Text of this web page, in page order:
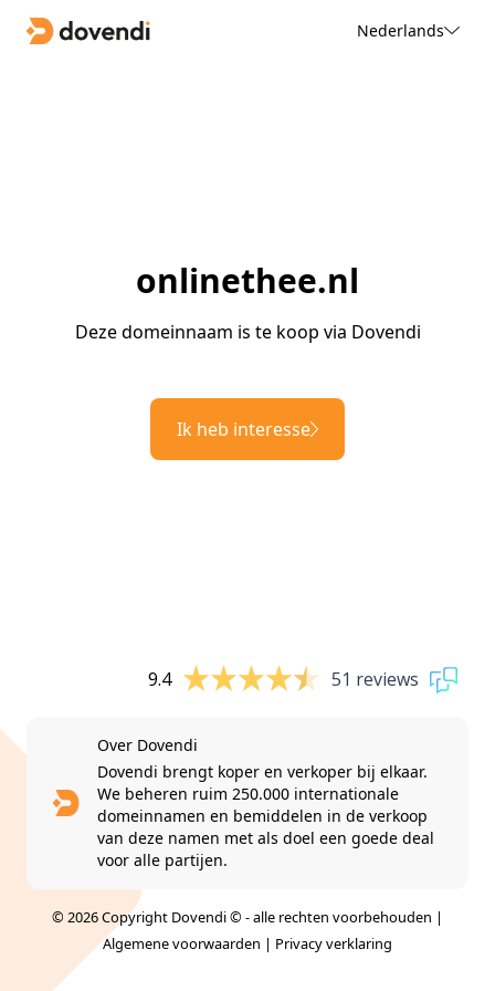
Nederlands
onlinethee.nl
Deze domeinnaam is te koop via Dovendi
Ik heb interesse
9.4 51 reviews
Over Dovendi
Dovendi brengt koper en verkoper bij elkaar.
We beheren ruim 250.000 internationale
domeinnamen en bemiddelen in de verkoop
van deze namen met als doel een goede deal
voor alle partijen.
© 2026 Copyright Dovendi © - alle rechten voorbehouden |
Algemene voorwaarden | Privacy verklaring